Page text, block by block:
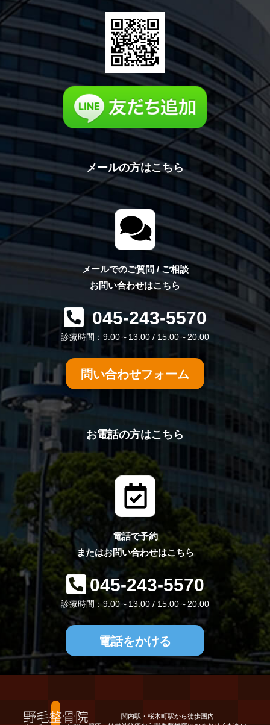
メールの方はこちら
メールでのご質問 / ご相談
お問い合わせはこちら
045-243-5570
診療時間：9:00～13:00 / 15:00～20:00
問い合わせフォーム
お電話の方はこちら
電話で予約
またはお問い合わせはこちら
045-243-5570
診療時間：9:00～13:00 / 15:00～20:00
電話をかける
関内駅・桜木町駅から徒歩圏内